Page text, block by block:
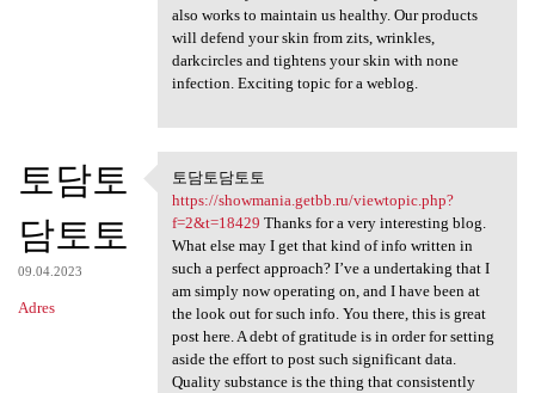
also works to maintain us healthy. Our products
will defend your skin from zits, wrinkles,
darkcircles and tightens your skin with none
infection. Exciting topic for a weblog.
토담토
담토토
09.04.2023
Adres
토담토담토토 https://showmania
토담토담토토
https://showmania.getbb.ru/viewtopic.php?
f=2&t=18429 Thanks for a very interesting blog.
What else may I get that kind of info written in
such a perfect approach? I’ve a undertaking that I
am simply now operating on, and I have been at
the look out for such info. You there, this is great
post here. A debt of gratitude is in order for setting
aside the effort to post such significant data.
Quality substance is the thing that consistently